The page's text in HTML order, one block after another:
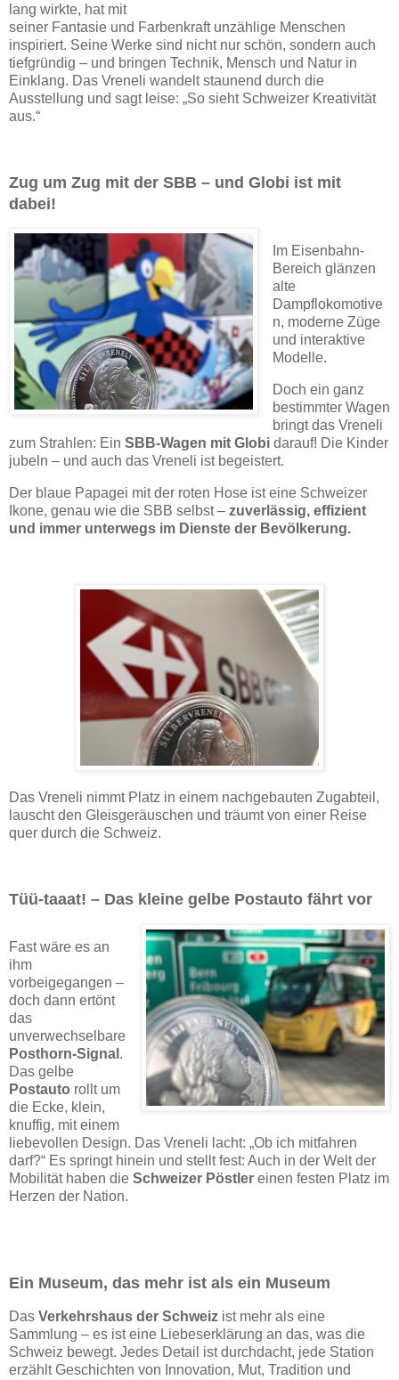
lang wirkte, hat mit
seiner Fantasie und Farbenkraft unzählige Menschen
inspiriert. Seine Werke sind nicht nur schön, sondern auch
tiefgründig – und bringen Technik, Mensch und Natur in
Einklang. Das Vreneli wandelt staunend durch die
Ausstellung und sagt leise: „So sieht Schweizer Kreativität
aus.“
Zug um Zug mit der SBB – und Globi ist mit
dabei!
Im Eisenbahn-
Bereich glänzen
alte
Dampflokomotive
n, moderne Züge
und interaktive
Modelle.
Doch ein ganz
bestimmter Wagen
bringt das Vreneli
zum Strahlen: Ein SBB-Wagen mit Globi darauf! Die Kinder
jubeln – und auch das Vreneli ist begeistert.
Der blaue Papagei mit der roten Hose ist eine Schweizer
Ikone, genau wie die SBB selbst – zuverlässig, effizient
und immer unterwegs im Dienste der Bevölkerung.
Das Vreneli nimmt Platz in einem nachgebauten Zugabteil,
lauscht den Gleisgeräuschen und träumt von einer Reise
quer durch die Schweiz.
Tüü-taaat! – Das kleine gelbe Postauto fährt vor
Fast wäre es an
ihm
vorbeigegangen –
doch dann ertönt
das
unverwechselbare
Posthorn-Signal .
Das gelbe
Postauto rollt um
die Ecke, klein,
knuffig, mit einem
liebevollen Design. Das Vreneli lacht: „Ob ich mitfahren
darf?“ Es springt hinein und stellt fest: Auch in der Welt der
Mobilität haben die Schweizer Pöstler einen festen Platz im
Herzen der Nation.
Ein Museum, das mehr ist als ein Museum
Das Verkehrshaus der Schweiz ist mehr als eine
Sammlung – es ist eine Liebeserklärung an das, was die
Schweiz bewegt. Jedes Detail ist durchdacht, jede Station
erzählt Geschichten von Innovation, Mut, Tradition und